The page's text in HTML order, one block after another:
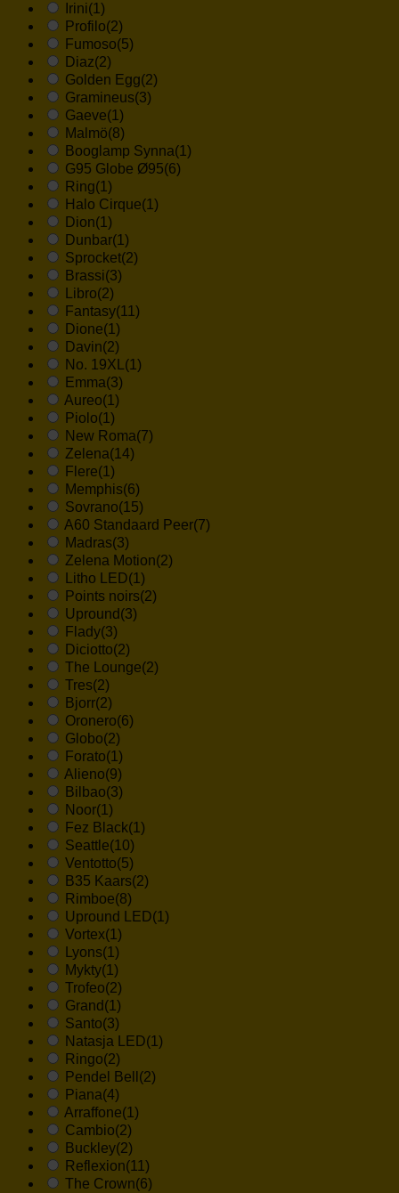
Irini(1)
Profilo(2)
Fumoso(5)
Diaz(2)
Golden Egg(2)
Gramineus(3)
Gaeve(1)
Malmö(8)
Booglamp Synna(1)
G95 Globe Ø95(6)
Ring(1)
Halo Cirque(1)
Dion(1)
Dunbar(1)
Sprocket(2)
Brassi(3)
Libro(2)
Fantasy(11)
Dione(1)
Davin(2)
No. 19XL(1)
Emma(3)
Aureo(1)
Piolo(1)
New Roma(7)
Zelena(14)
Flere(1)
Memphis(6)
Sovrano(15)
A60 Standaard Peer(7)
Madras(3)
Zelena Motion(2)
Litho LED(1)
Points noirs(2)
Upround(3)
Flady(3)
Diciotto(2)
The Lounge(2)
Tres(2)
Bjorr(2)
Oronero(6)
Globo(2)
Forato(1)
Alieno(9)
Bilbao(3)
Noor(1)
Fez Black(1)
Seattle(10)
Ventotto(5)
B35 Kaars(2)
Rimboe(8)
Upround LED(1)
Vortex(1)
Lyons(1)
Mykty(1)
Trofeo(2)
Grand(1)
Santo(3)
Natasja LED(1)
Ringo(2)
Pendel Bell (2)
Piana(4)
Arraffone(1)
Cambio(2)
Buckley(2)
Reflexion(11)
The Crown(6)